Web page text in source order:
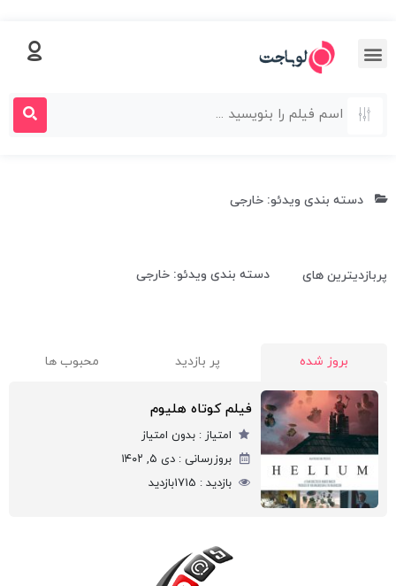
دسته بندی ویدئو: خارجی
پربازدیترین های دسته بندی ویدئو: خارجی
بروز شده پر بازدید محبوب ها
فیلم کوتاه هلیوم
امتیاز : بدون امتیاز
بروزرسانی : دی ۵, ۱۴۰۲
بازدید : 1715بازدید